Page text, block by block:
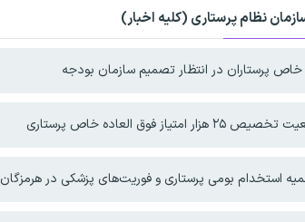
نظام پرستاری (کلیه اخبار)
خاص پرستاران در انتظار تصمیم سازمان بودجه
امتیاز فوق العاده خاص پرستاری
استخدام بومی پرستاری و فوریت‌های پزشکی در هرمزگان